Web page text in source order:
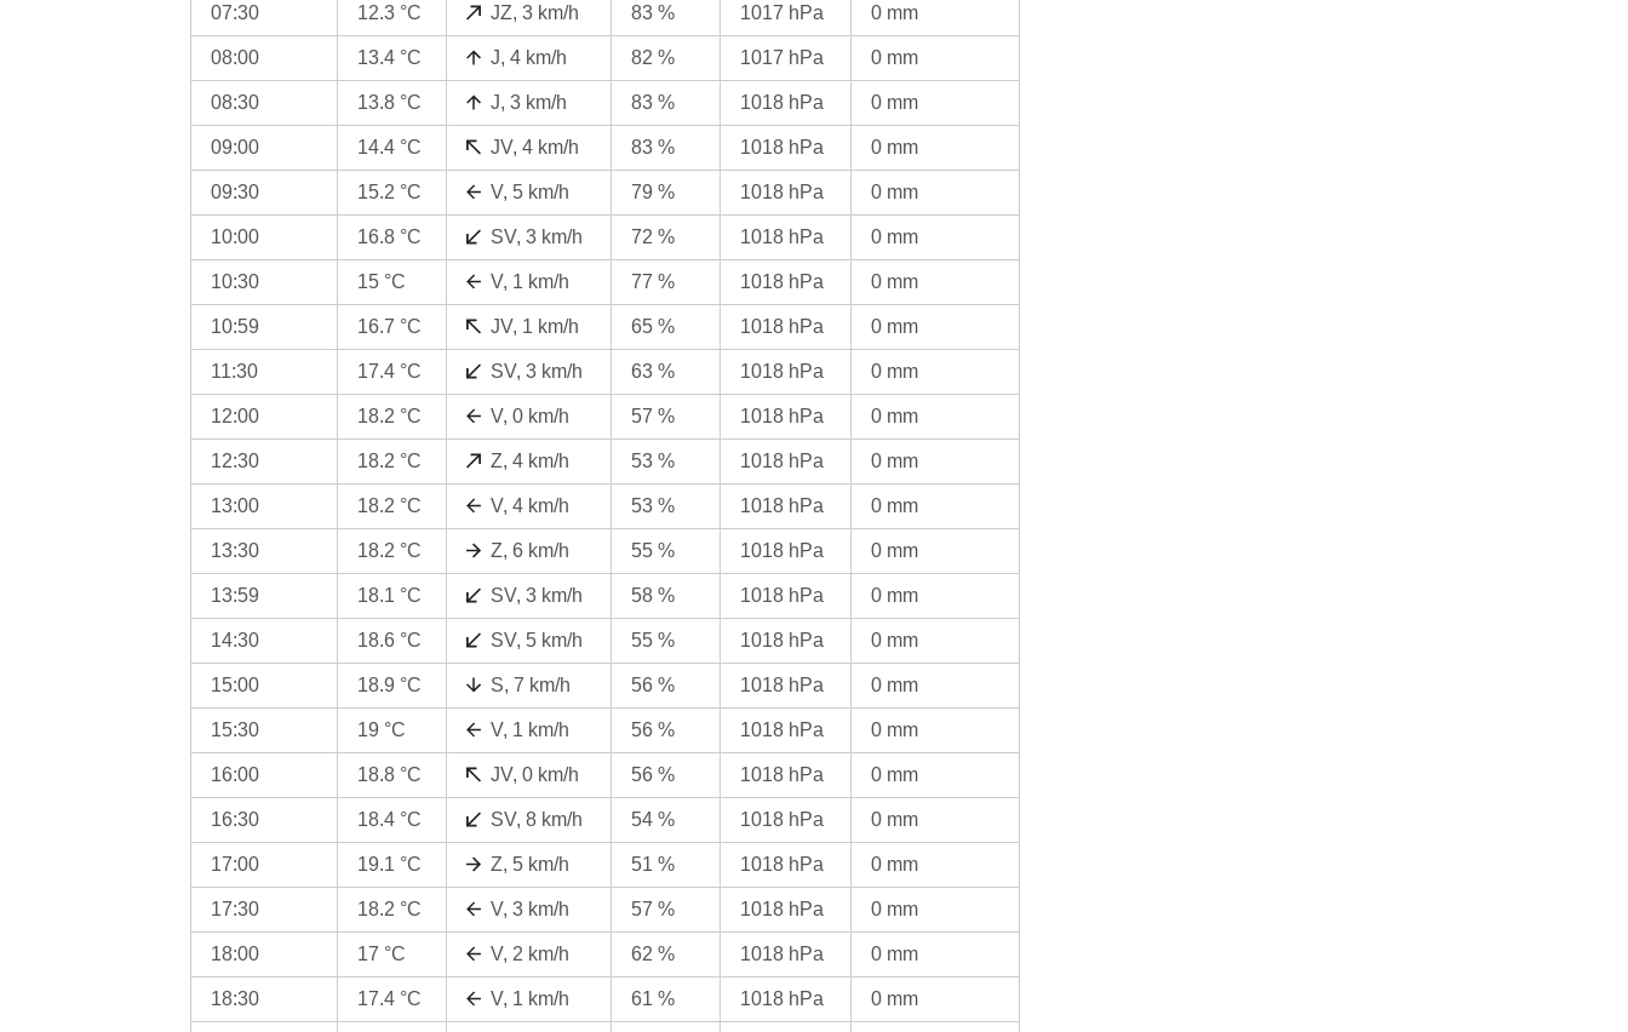
07:30 12.3 °C JZ, 3 km/h 83 % 1017 hPa 0 mm
08:00 13.4 °C J, 4 km/h 82 % 1017 hPa 0 mm
08:30 13.8 °C J, 3 km/h 83 % 1018 hPa 0 mm
09:00 14.4 °C JV, 4 km/h 83 % 1018 hPa 0 mm
09:30 15.2 °C V, 5 km/h 79 % 1018 hPa 0 mm
10:00 16.8 °C SV, 3 km/h 72 % 1018 hPa 0 mm
10:30 15 °C V, 1 km/h 77 % 1018 hPa 0 mm
10:59 16.7 °C JV, 1 km/h 65 % 1018 hPa 0 mm
11:30 17.4 °C SV, 3 km/h 63 % 1018 hPa 0 mm
12:00 18.2 °C V, 0 km/h 57 % 1018 hPa 0 mm
12:30 18.2 °C Z, 4 km/h 53 % 1018 hPa 0 mm
13:00 18.2 °C V, 4 km/h 53 % 1018 hPa 0 mm
13:30 18.2 °C Z, 6 km/h 55 % 1018 hPa 0 mm
13:59 18.1 °C SV, 3 km/h 58 % 1018 hPa 0 mm
14:30 18.6 °C SV, 5 km/h 55 % 1018 hPa 0 mm
15:00 18.9 °C S, 7 km/h 56 % 1018 hPa 0 mm
15:30 19 °C V, 1 km/h 56 % 1018 hPa 0 mm
16:00 18.8 °C JV, 0 km/h 56 % 1018 hPa 0 mm
16:30 18.4 °C SV, 8 km/h 54 % 1018 hPa 0 mm
17:00 19.1 °C Z, 5 km/h 51 % 1018 hPa 0 mm
17:30 18.2 °C V, 3 km/h 57 % 1018 hPa 0 mm
18:00 17 °C V, 2 km/h 62 % 1018 hPa 0 mm
18:30 17.4 °C V, 1 km/h 61 % 1018 hPa 0 mm